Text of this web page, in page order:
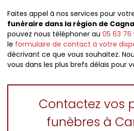
Faites appel à nos services pour
funéraire dans la région de
pouvez nous téléphoner au 05 63 76
le formulaire de contact à votre
décrivant ce que vous souhaitez.
vous dans les plus brefs délais pour
Contactez vos
funèbres à